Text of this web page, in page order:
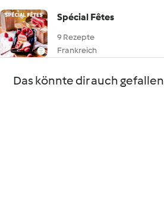
Spécial Fêtes
9 Rezepte
Frankreich
Das könnte dir auch gefallen